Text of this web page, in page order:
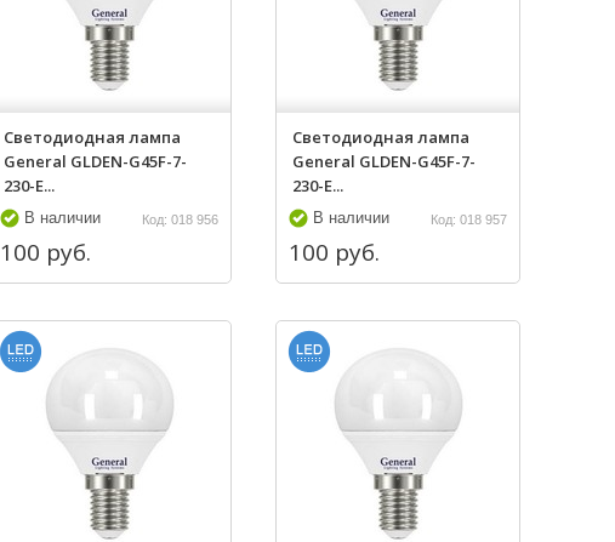
Светодиодная лампа
General GLDEN-G45F-7-
230-E...
В наличии Код: 018 956
100 руб.
Светодиодная лампа
General GLDEN-G45F-7-
230-E...
В наличии Код: 018 957
100 руб.